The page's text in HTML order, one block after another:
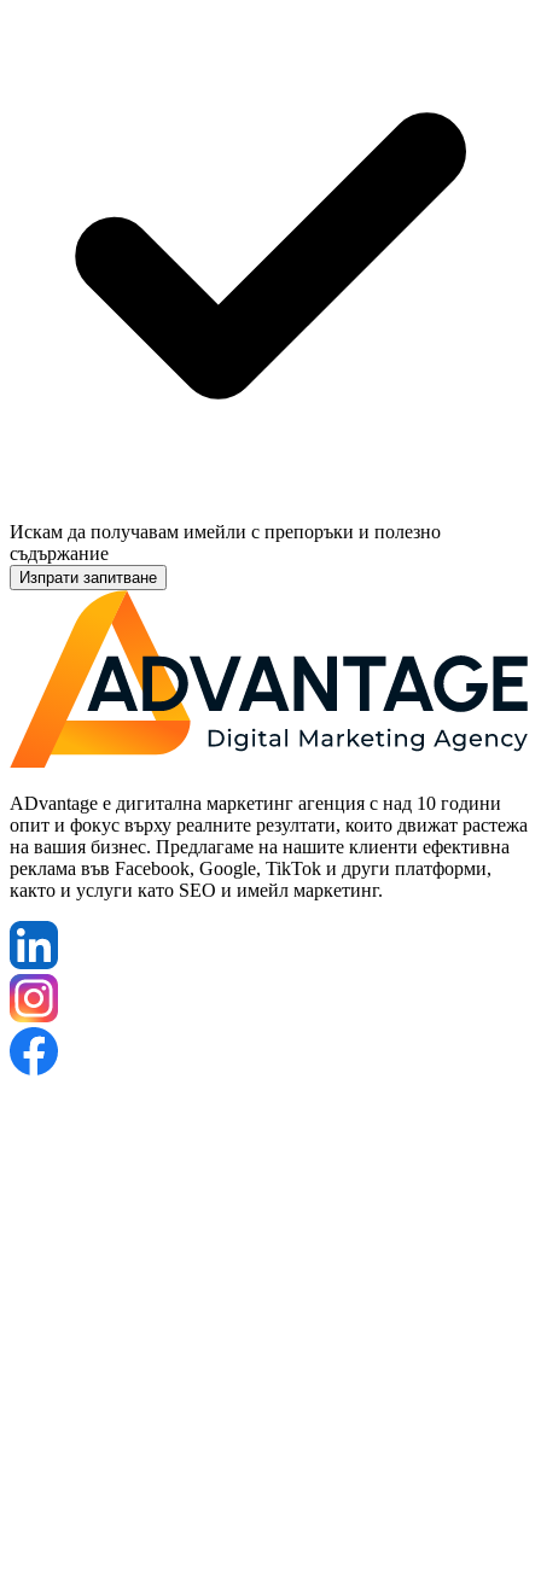
Искам да получавам имейли с препоръки и полезно
съдържание
Изпрати запитване
ADvantage е дигитална маркетинг агенция с над 10 години
опит и фокус върху реалните резултати, които движат растежа
на вашия бизнес. Предлагаме на нашите клиенти ефективна
реклама във Facebook, Google, TikTok и други платформи,
както и услуги като SEO и имейл маркетинг.